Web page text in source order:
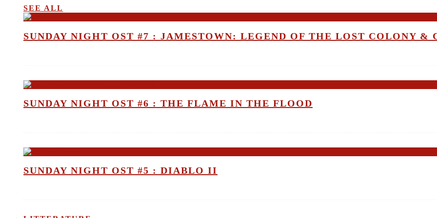
SEE ALL
SUNDAY NIGHT OST #7 : JAMESTOWN: LEGEND OF THE LOST COLONY &
SUNDAY NIGHT OST #6 : THE FLAME IN THE FLOOD
SUNDAY NIGHT OST #5 : DIABLO II